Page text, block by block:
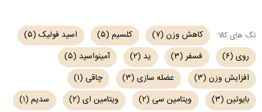
تگ های کالا: کاهش وزن (۷) کلسیم (۵) اسید فولیک (۵)
روی (۶) فسفر(۳) ید (۲) آمینواسید (۵)
افزایش وزن (۳) عضله سازی (۳) چاقی (۱)
بایوتین (۳) ویتامین سی (۲) ویتامین ای (۲) سدیم (۱)